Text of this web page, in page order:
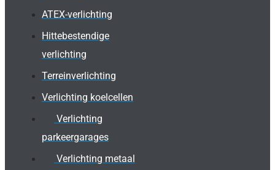
ATEX-verlichting
Hittebestendige
verlichting
Terreinverlichting
Verlichting koelcellen
Verlichting
parkeergarages
Verlichting metaal